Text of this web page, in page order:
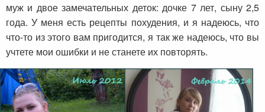
муж и двое замечательных деток: дочке 7 лет, сыну 2,5
года. У меня есть рецепты похудения, и я надеюсь, что
что-то из этого вам пригодится, я так же надеюсь, что вы
учтете мои ошибки и не станете их повторять.